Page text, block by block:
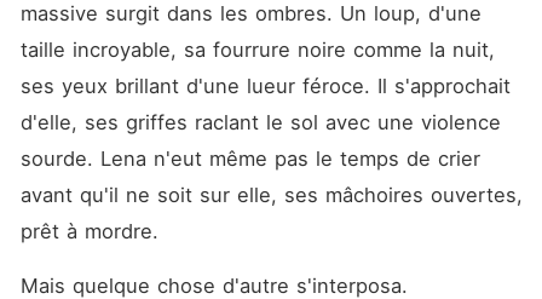
massive surgit dans les ombres. Un loup, d'une
taille incroyable, sa fourrure noire comme la nuit,
ses yeux brillant d'une lueur féroce. Il s'approchait
d'elle, ses griffes raclant le sol avec une violence
sourde. Lena n'eut même pas le temps de crier
avant qu'il ne soit sur elle, ses mâchoires ouvertes,
prêt à mordre.
Mais quelque chose d'autre s'interposa.